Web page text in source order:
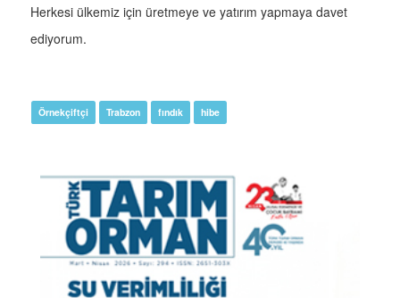
Herkesi ülkemiz için üretmeye ve yatırım yapmaya davet
ediyorum.
Örnekçiftçi Trabzon fındık hibe